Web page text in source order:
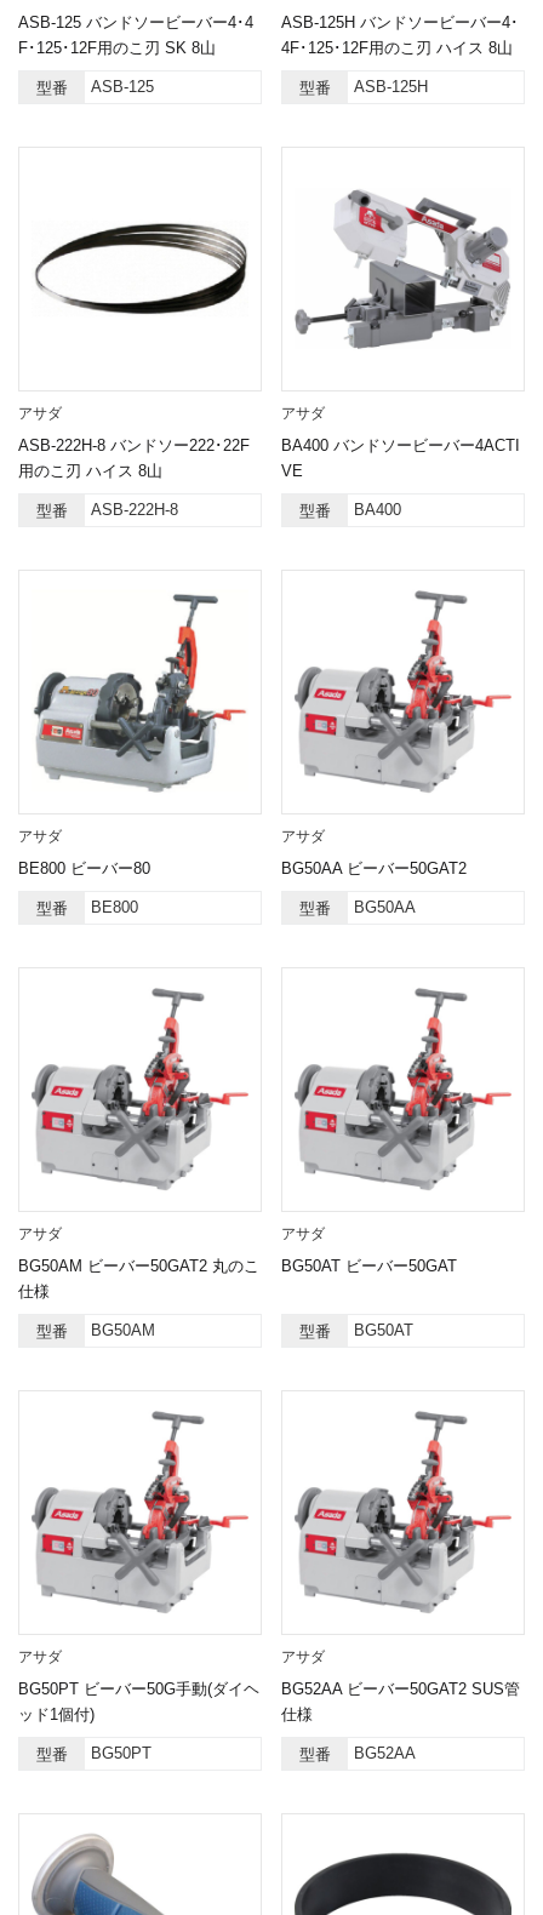
ASB-125 バンドソービーバー4･4
F･125･12F用のこ刃 SK 8山
型番 ASB-125
ASB-125H バンドソービーバー4･
4F･125･12F用のこ刃 ハイス 8山
型番 ASB-125H
アサダ
ASB-222H-8 バンドソー222･22F
用のこ刃 ハイス 8山
型番 ASB-222H-8
アサダ
BA400 バンドソービーバー4ACTI
VE
型番 BA400
アサダ
BE800 ビーバー80
型番 BE800
アサダ
BG50AA ビーバー50GAT2
型番 BG50AA
アサダ
BG50AM ビーバー50GAT2 丸のこ
仕様
型番 BG50AM
アサダ
BG50AT ビーバー50GAT
型番 BG50AT
アサダ
BG50PT ビーバー50G手動(ダイヘ
ッド1個付)
型番 BG50PT
アサダ
BG52AA ビーバー50GAT2 SUS管
仕様
型番 BG52AA